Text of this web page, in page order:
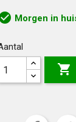
Morgen in
